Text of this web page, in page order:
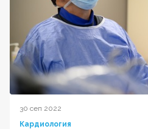
30 сеп 2022
Кардиология